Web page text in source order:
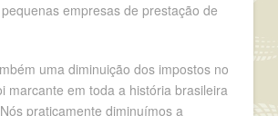
empresas de prestação de
uma diminuição dos impostos no
marcante em toda a história brasileira
praticamente diminuímos a